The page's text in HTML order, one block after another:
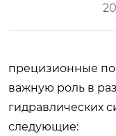
прецизионные
важную роль в
гидравлических
следующие: